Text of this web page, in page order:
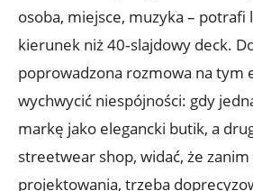
osoba, miejsce, muzyka – potrafi
kierunek niż 40‑slajdowy deck.
poprowadzona rozmowa na tym
wychwycić niespójności: gdy
markę jako elegancki butik, a
streetwear shop, widać, że
projektowania, trzeba